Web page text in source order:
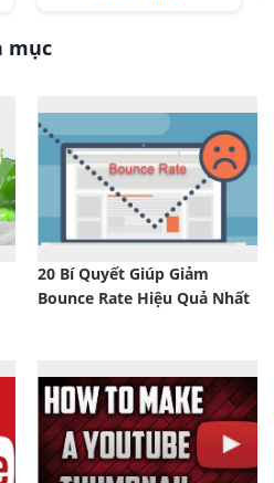
mục
20 Bí Quyết Giúp Giảm
Bounce Rate Hiệu Quả Nhất